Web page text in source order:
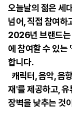
오늘날의 젊은 세
넘어, 직접 참여하
2026년 브랜드는
에 참여할 수 있는
합니다.
캐릭터, 음악, 음
재'를 제공하고,
장벽을 낮추는 것